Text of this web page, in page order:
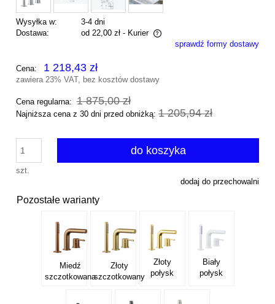
Wysyłka w:
3-4 dni
Dostawa:
od 22,00 zł - Kurier
Cena nie zawiera ewentualnych kosztów płatnościsprawdź formy dostawy
Cena: 1 218,43 zł
zawiera 23% VAT, bez kosztów dostawy
Cena regularna: 1 875,00 zł
Najniższa cena z 30 dni przed obniżką: 1 205,94 zł
szt.
do koszyka
dodaj do przechowalni
Pozostałe warianty
Miedź
szczotkowana
Złoty
szczotkowany
Złoty
połysk
Biały
połysk